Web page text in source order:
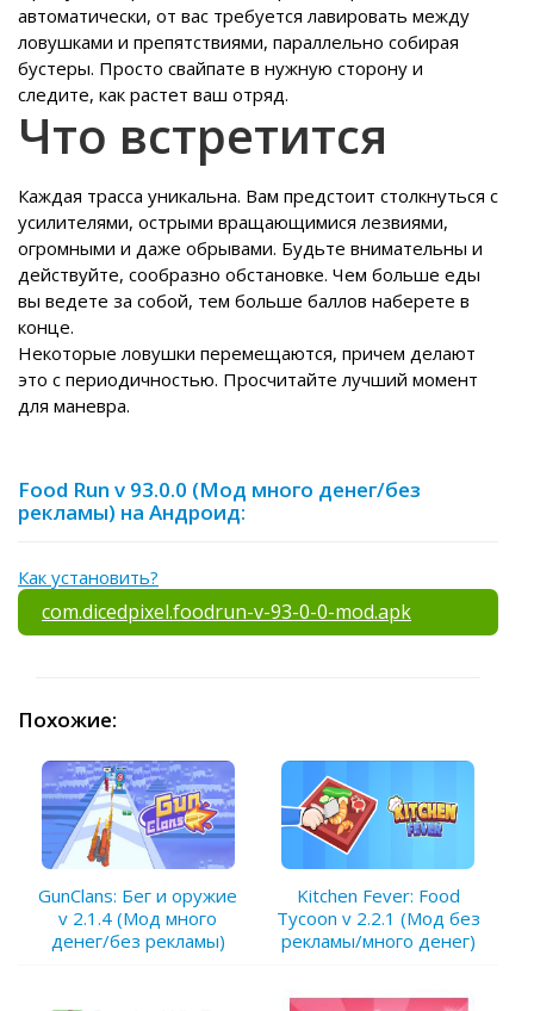
автоматически, от вас требуется лавировать между
ловушками и препятствиями, параллельно собирая
бустеры. Просто свайпате в нужную сторону и
следите, как растет ваш отряд.
Что встретится
Каждая трасса уникальна. Вам предстоит столкнуться с
усилителями, острыми вращающимися лезвиями,
огромными и даже обрывами. Будьте внимательны и
действуйте, сообразно обстановке. Чем больше еды
вы ведете за собой, тем больше баллов наберете в
конце.
Некоторые ловушки перемещаются, причем делают
это с периодичностью. Просчитайте лучший момент
для маневра.
Food Run v 93.0.0 (Мод много денег/без
рекламы) на Андроид:
Как установить?
com.dicedpixel.foodrun-v-93-0-0-mod.apk
Похожие:
GunClans: Бег и оружие
v 2.1.4 (Мод много
денег/без рекламы)
Kitchen Fever: Food
Tycoon v 2.2.1 (Мод без
рекламы/много денег)